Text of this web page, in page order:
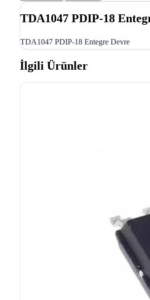
TDA1047 PDIP-18
TDA1047 PDIP-18 Entegre Devre
İlgili Ürünler